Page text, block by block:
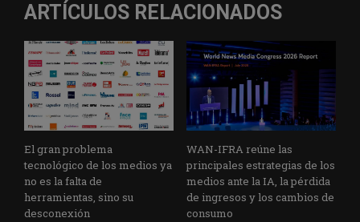
ARTÍCULOS RELACIONADOS
El gran problema
tecnológico de los medios ya
no es la falta de
herramientas, sino su
desconexión
WAN-IFRA reúne las
principales estrategias de los
medios ante la IA, la pérdida
de ingresos y los cambios de
consumo